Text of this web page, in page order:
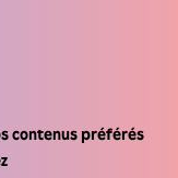
contenus préférés